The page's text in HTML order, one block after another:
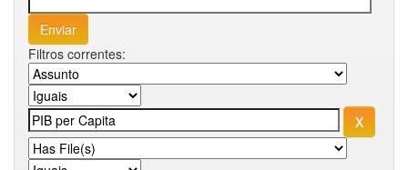
Filtros correntes: